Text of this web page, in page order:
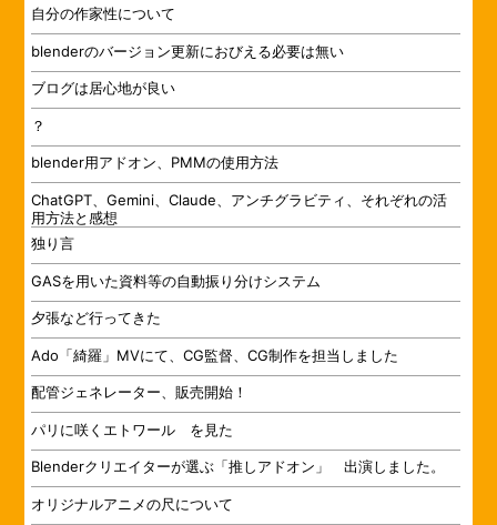
自分の作家性について
blenderのバージョン更新におびえる必要は無い
ブログは居心地が良い
？
blender用アドオン、PMMの使用方法
ChatGPT、Gemini、Claude、アンチグラビティ、それぞれの活
用方法と感想
独り言
GASを用いた資料等の自動振り分けシステム
夕張など行ってきた
Ado「綺羅」MVにて、CG監督、CG制作を担当しました
配管ジェネレーター、販売開始！
パリに咲くエトワール を見た
Blenderクリエイターが選ぶ「推しアドオン」 出演しました。
オリジナルアニメの尺について